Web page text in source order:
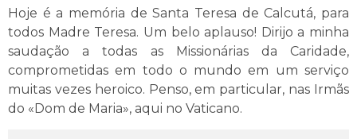
Hoje é a memória de Santa Teresa de Calcutá, para
todos Madre Teresa. Um belo aplauso! Dirijo a minha
saudação a todas as Missionárias da Caridade,
comprometidas em todo o mundo em um serviço
muitas vezes heroico. Penso, em particular, nas Irmãs
do «Dom de Maria», aqui no Vaticano.